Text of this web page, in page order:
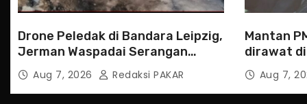
Drone Peledak di Bandara Leipzig,
Jerman Waspadai Serangan
Hibrida Rusia
Aug 7, 2026 Redaksi PAKAR
Mantan
dirawat di
hukum
Aug 7,